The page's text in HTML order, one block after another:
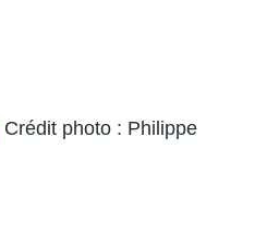
Crédit photo : Philippe